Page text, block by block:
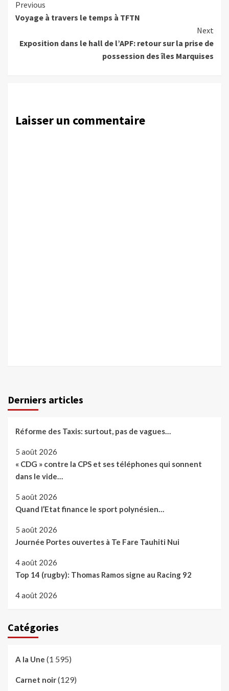
Continue
Reading
Previous
Voyage à travers le temps à TFTN
Next
Exposition dans le hall de l’APF: retour sur la prise de
possession des îles Marquises
Laisser un commentaire
Derniers articles
Réforme des Taxis: surtout, pas de vagues…
5 août 2026
« CDG » contre la CPS et ses téléphones qui sonnent
dans le vide…
5 août 2026
Quand l’Etat finance le sport polynésien…
5 août 2026
Journée Portes ouvertes à Te Fare Tauhiti Nui
4 août 2026
Top 14 (rugby): Thomas Ramos signe au Racing 92
4 août 2026
Catégories
A la Une (1 595)
Carnet noir(129)